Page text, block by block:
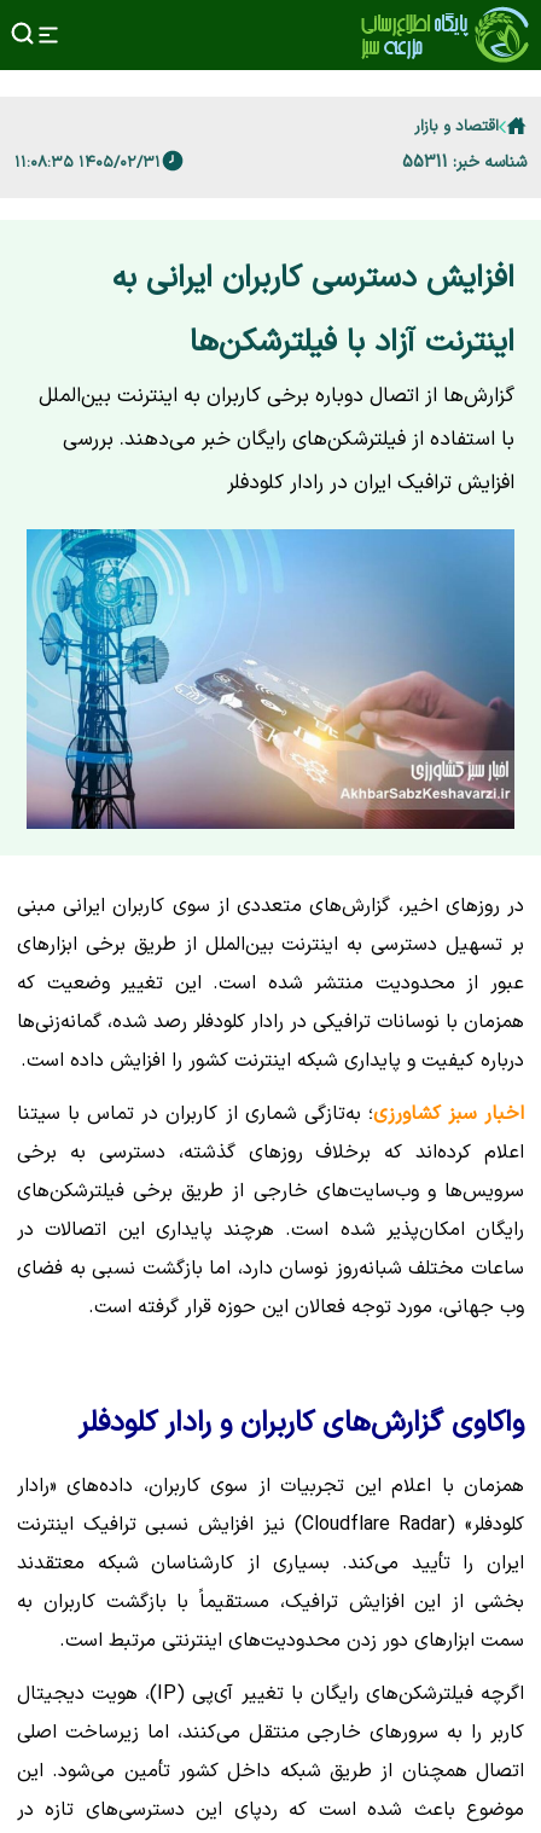
اقتصاد و بازار
شناسه خبر: 55311 ۱۴۰۵/۰۲/۳۱ ۱۱:۰۸:۳۵
افزایش دسترسی کاربران ایرانی به
اینترنت آزاد با فیلترشکن‌ها
گزارش‌ها از اتصال دوباره برخی کاربران به اینترنت بین‌الملل
با استفاده از فیلترشکن‌های رایگان خبر می‌دهند. بررسی
افزایش ترافیک ایران در رادار کلودفلر
در روزهای اخیر، گزارش‌های متعددی از سوی کاربران ایرانی مبنی
بر تسهیل دسترسی به اینترنت بین‌الملل از طریق برخی ابزارهای
عبور از محدودیت منتشر شده است. این تغییر وضعیت که
همزمان با نوسانات ترافیکی در رادار کلودفلر رصد شده، گمانه‌زنی‌ها
درباره کیفیت و پایداری شبکه اینترنت کشور را افزایش داده است.
اخبار سبز کشاورزی؛ به‌تازگی شماری از کاربران در تماس با سیتنا
اعلام کرده‌اند که برخلاف روزهای گذشته، دسترسی به برخی
سرویس‌ها و وب‌سایت‌های خارجی از طریق برخی فیلترشکن‌های
رایگان امکان‌پذیر شده است. هرچند پایداری این اتصالات در
ساعات مختلف شبانه‌روز نوسان دارد، اما بازگشت نسبی به فضای
وب جهانی، مورد توجه فعالان این حوزه قرار گرفته است.
واکاوی گزارش‌های کاربران و رادار کلودفلر
همزمان با اعلام این تجربیات از سوی کاربران، داده‌های «رادار
کلودفلر» (Cloudflare Radar) نیز افزایش نسبی ترافیک اینترنت
ایران را تأیید می‌کند. بسیاری از کارشناسان شبکه معتقدند
بخشی از این افزایش ترافیک، مستقیماً با بازگشت کاربران به
سمت ابزارهای دور زدن محدودیت‌های اینترنتی مرتبط است.
اگرچه فیلترشکن‌های رایگان با تغییر آی‌پی (IP)، هویت دیجیتال
کاربر را به سرورهای خارجی منتقل می‌کنند، اما زیرساخت اصلی
اتصال همچنان از طریق شبکه داخل کشور تأمین می‌شود. این
موضوع باعث شده است که ردپای این دسترسی‌های تازه در